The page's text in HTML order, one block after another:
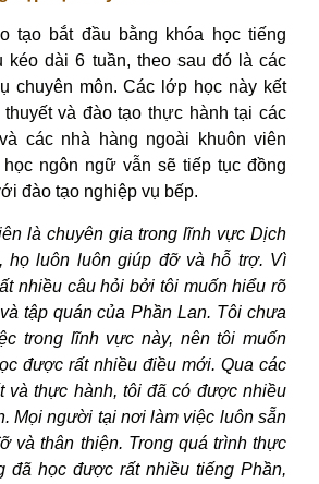
tạo bắt đầu bằng khóa học tiếng
kéo dài 6 tuần, theo sau đó là các
chuyên môn. Các lớp học này kết
và đào tạo thực hành tại các
các nhà hàng ngoài khuôn viên
ngôn ngữ vẫn sẽ tiếp tục đồng
đào tạo nghiệp vụ bếp.
là chuyên gia trong lĩnh vực Dịch
họ luôn luôn giúp đỡ và hỗ trợ. Vì
nhiều câu hỏi bởi tôi muốn hiểu rõ
tập quán của Phần Lan. Tôi chưa
trong lĩnh vực này, nên tôi muốn
được rất nhiều điều mới. Qua các
và thực hành, tôi đã có được nhiều
Mọi người tại nơi làm việc luôn sẵn
và thân thiện. Trong quá trình thực
đã học được rất nhiều tiếng Phần,